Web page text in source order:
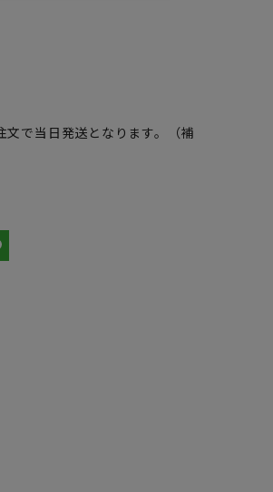
で当日発送となります。（補